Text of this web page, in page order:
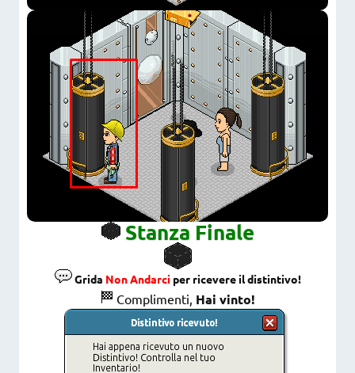
Stanza Finale
Grida Non Andarciper ricevere il distintivo!
Complimenti, Hai vinto!